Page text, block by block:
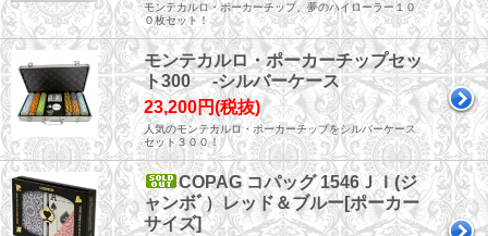
モンテカルロ・ポーカーチップ、夢のハイローラー１０
０枚セット！
モンテカルロ・ポーカーチップセッ
ト300 -シルバーケース
23,200円(税抜)
人気のモンテカルロ・ポーカーチップをシルバーケース
セット３００！
COPAG コパッグ 1546ＪＩ(ジ
ャンボﾞ）レッド＆ブルー[ポーカー
サイズ]